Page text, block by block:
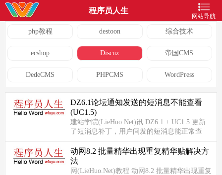
程序员人生
网站导航
php教程 destoon 综合技术
ecshop Discuz 帝国CMS
DedeCMS PHPCMS WordPress
DZ6.1论坛通知发送的短消息不能查看
(UC1.5)
建站学院(LieHuo.Net)讯 DZ6.1 + UC1.5 更新
了短消息补丁，用户间发的短消息能正常查
看，但管理员在后台使用 论坛通知 给用户发
送短消息就不能查看了...
动网8.2 批量精华出现重复精华贴解决方
法
网(LieHuo.Net)教程 动网8.2 批量精华出现重复